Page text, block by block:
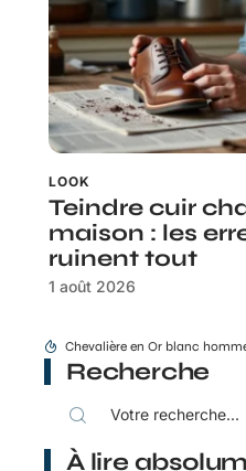
LOOK
Teindre cuir
maison : les
ruinent tout
1 août 2026
Recherche
À lire